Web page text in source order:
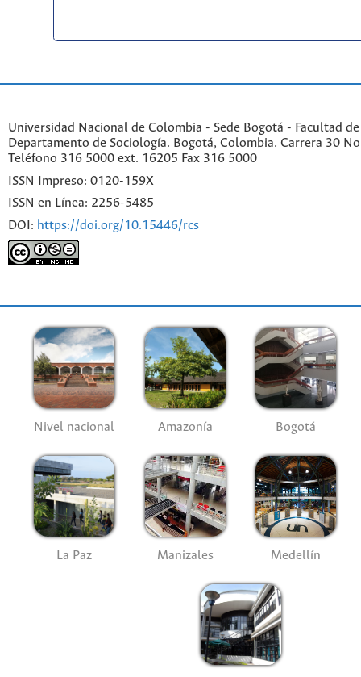
Universidad Nacional de Colombia - Sede Bogotá - Facultad
Departamento de Sociología. Bogotá, Colombia. Carrera 30
Teléfono 316 5000 ext. 16205 Fax 316 5000
ISSN Impreso: 0120-159X
ISSN en Línea: 2256-5485
DOI: https://doi.org/10.15446/rcs
Nivel nacional Amazonía Bogotá
La Paz Manizales Medellín